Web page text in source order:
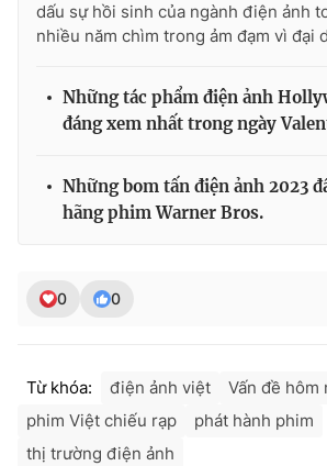
dấu sự hồi sinh của ngành điện ảnh
nhiều năm chìm trong ảm đạm vì đại
Những tác phẩm điện ảnh
đáng xem nhất trong ngày
Những bom tấn điện ảnh 2023
hãng phim Warner Bros.
0 0
Từ khóa: điện ảnh việt
Vấn đề hôm
phim Việt chiếu rạp
phát hành phim
thị trường điện ảnh